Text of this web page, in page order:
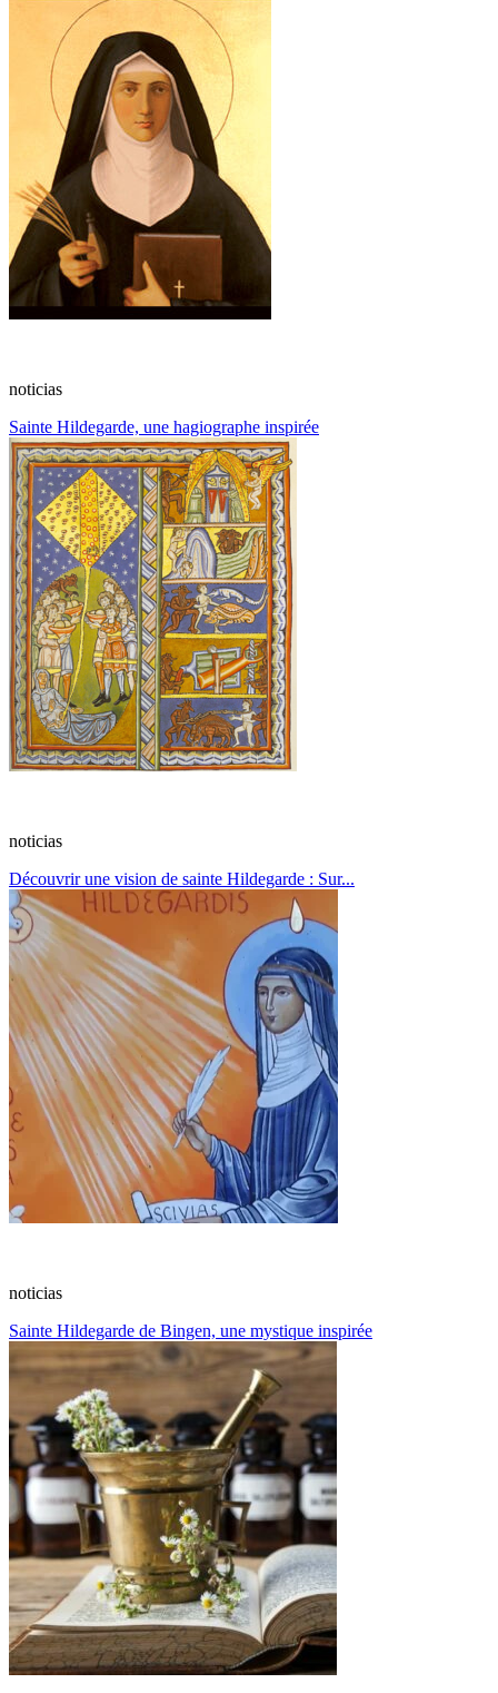
noticias
Sainte Hildegarde, une hagiographe inspirée
noticias
Découvrir une vision de sainte Hildegarde : Sur...
noticias
Sainte Hildegarde de Bingen, une mystique inspirée